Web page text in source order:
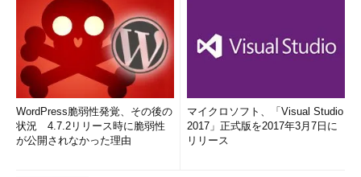
WordPress脆弱性発覚、その後の
状況 4.7.2リリース時に脆弱性
が公開されなかった理由
マイクロソフト、「Visual Studio
2017」正式版を2017年3月7日に
リリース